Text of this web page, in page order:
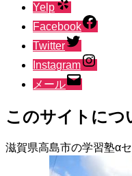
Yelp
Facebook
Twitter
Instagram
メール
このサイトにつ
滋賀県高島市の学習塾α